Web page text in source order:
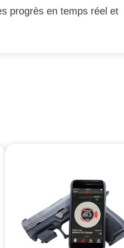
progrès en temps réel et